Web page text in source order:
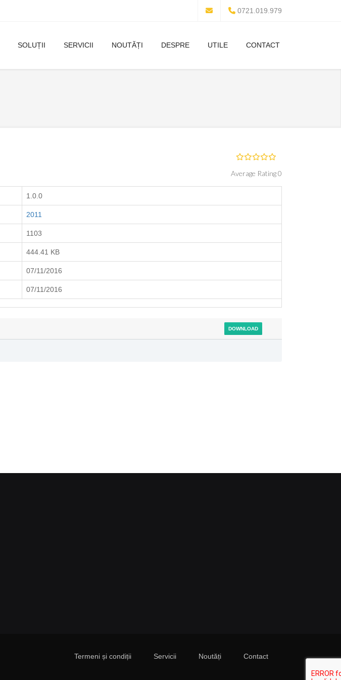
0721.019.979
SOLUȚII SERVICII NOUTĂȚI DESPRE UTILE CONTACT
Average Rating 0
1.0.0
2011
1103
444.41 KB
07/11/2016
07/11/2016
DOWNLOAD
Termeni și condiții Servicii Noutăți Contact